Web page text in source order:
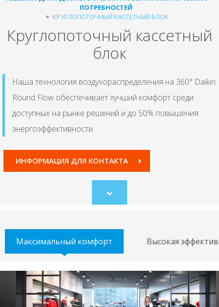
ПОТРЕБНОСТЕЙ
КРУГЛОПОТОЧНЫЙ КАССЕТНЫЙ БЛОК
Круглопоточный кассетный
блок
Наша технология воздухораспределения на 360° Daikin
Round Flow обеспечивает лучший комфорт среди
доступных на рынке решений и до 50% повышения
энергоэффективности.
ИНФОРМАЦИЯ ДЛЯ КОНТАКТА
Scroll
to
Максимальный комфорт Высокая